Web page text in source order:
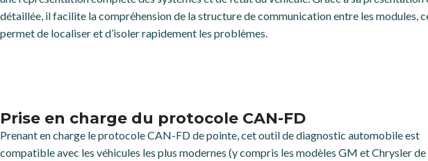
détaillée, il facilite la compréhension de la structure de communication entre les modules,
permet de localiser et d’isoler rapidement les problèmes.
Prise en charge du protocole CAN-FD
Prenant en charge le protocole CAN-FD de pointe, cet outil de diagnostic automobile est
compatible avec les véhicules les plus modernes (y compris les modèles GM et Chrysler